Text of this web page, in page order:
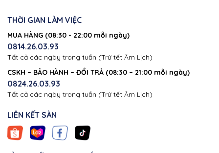
THỜI GIAN LÀM VIỆC
MUA HÀNG (08:30 - 22:00 mỗi ngày)
0814.26.03.93
Tất cả các ngày trong tuần (Trừ tết Âm Lịch)
CSKH – BẢO HÀNH – ĐỔI TRẢ (08:30 – 21:00 mỗi ngày)
0824.26.03.93
Tất cả các ngày trong tuần (Trừ tết Âm Lịch)
LIÊN KẾT SÀN